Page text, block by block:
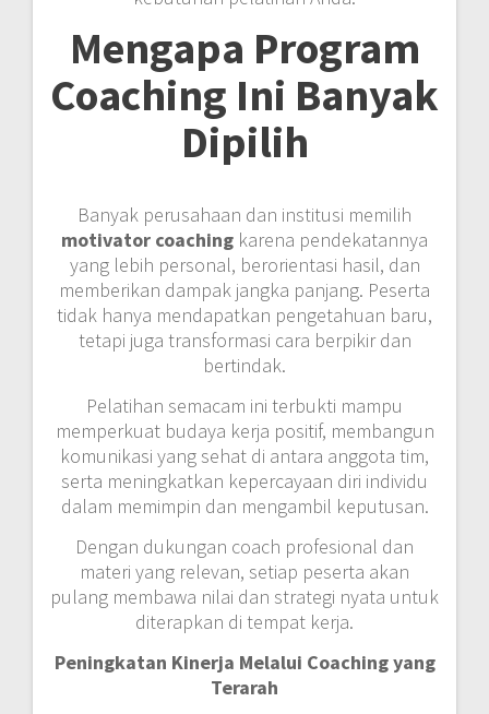
Mengapa Program
Coaching Ini Banyak
Dipilih
Banyak perusahaan dan institusi memilih
motivator coaching karena pendekatannya
yang lebih personal, berorientasi hasil, dan
memberikan dampak jangka panjang. Peserta
tidak hanya mendapatkan pengetahuan baru,
tetapi juga transformasi cara berpikir dan
bertindak.
Pelatihan semacam ini terbukti mampu
memperkuat budaya kerja positif, membangun
komunikasi yang sehat di antara anggota tim,
serta meningkatkan kepercayaan diri individu
dalam memimpin dan mengambil keputusan.
Dengan dukungan coach profesional dan
materi yang relevan, setiap peserta akan
pulang membawa nilai dan strategi nyata untuk
diterapkan di tempat kerja.
Peningkatan Kinerja Melalui Coaching yang
Terarah